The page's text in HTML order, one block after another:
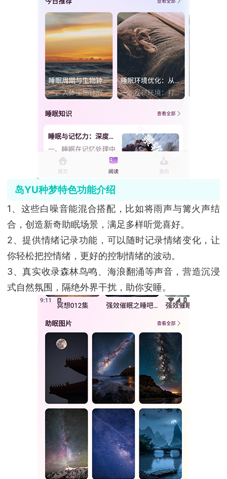
岛YU种梦特色功能介绍
1、这些白噪音能混合搭配，比如将雨声与篝火声结
合，创造新奇助眠场景，满足多样听觉喜好。
2、提供情绪记录功能，可以随时记录情绪变化，让
你轻松把控情绪，更好的控制情绪的波动。
3、真实收录森林鸟鸣、海浪翻涌等声音，营造沉浸
式自然氛围，隔绝外界干扰，助你安睡。